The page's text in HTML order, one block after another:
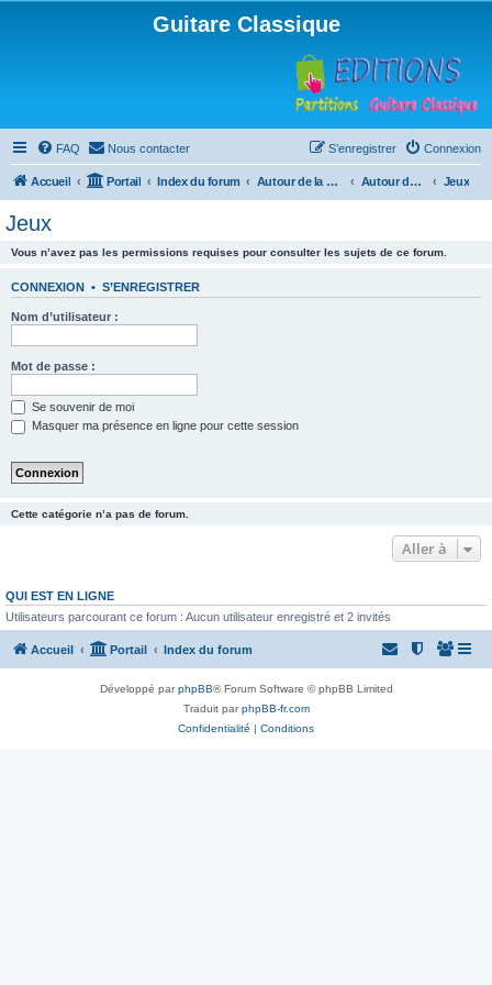
Guitare Classique
FAQ Nous contacter Connexion
S’enregistrer
Accueil Portail Index du forum Autour de la machine à café Autour de la machine à café Jeux
Jeux
Vous n’avez pas les permissions requises pour consulter les sujets de ce forum.
CONNEXION • S’ENREGISTRER
Nom d’utilisateur :
Mot de passe :
Se souvenir de moi
Masquer ma présence en ligne pour cette session
Cette catégorie n’a pas de forum.
Aller à
QUI EST EN LIGNE
Utilisateurs parcourant ce forum : Aucun utilisateur enregistré et 2 invités
Accueil Portail Index du forum
Développé parphpBB® Forum Software © phpBB Limited
Traduit parphpBB-fr.com
Confidentialité | Conditions